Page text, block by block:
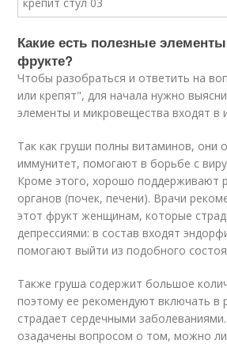
Какие есть полезные
фрукте?
Чтобы разобраться и ответить на
или крепят", для начала нужно
элементы и микровещества входят в
Так как груши полны витаминов, они
иммунитет, помогают в борьбе с
Кроме этого, хорошо поддерживают
органов (почек, печени). Врачи
этот фрукт женщинам, которые
депрессиями: в состав входят
помогают выйти из подобного
Также груша содержит большое
поэтому ее рекомендуют включать в
страдает сердечными
озадачены вопросом о том, можно